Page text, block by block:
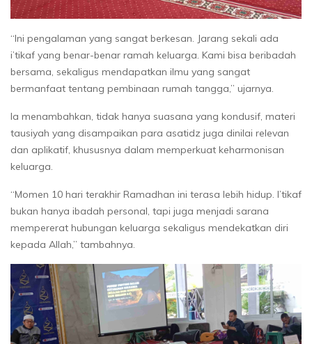
“Ini pengalaman yang sangat berkesan. Jarang sekali ada
i’tikaf yang benar-benar ramah keluarga. Kami bisa beribadah
bersama, sekaligus mendapatkan ilmu yang sangat
bermanfaat tentang pembinaan rumah tangga,” ujarnya.
Ia menambahkan, tidak hanya suasana yang kondusif, materi
tausiyah yang disampaikan para asatidz juga dinilai relevan
dan aplikatif, khususnya dalam memperkuat keharmonisan
keluarga.
“Momen 10 hari terakhir Ramadhan ini terasa lebih hidup. I’tikaf
bukan hanya ibadah personal, tapi juga menjadi sarana
mempererat hubungan keluarga sekaligus mendekatkan diri
kepada Allah,” tambahnya.